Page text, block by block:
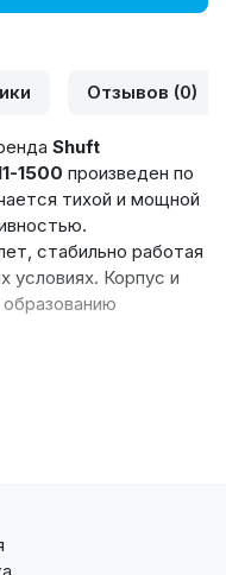
Отзывов (0)
Shuft
1500 произведен по
тихой и мощной
стабильно работая
условиях. Корпус и
LongLife
европейской